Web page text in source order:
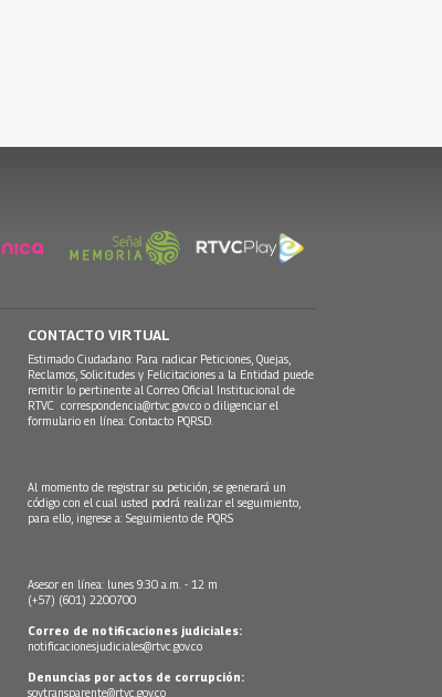
CONTACTO VIRTUAL
Estimado Ciudadano: Para radicar Peticiones, Quejas,
Reclamos, Solicitudes y Felicitaciones a la Entidad puede
remitir lo pertinente al Correo Oficial Institucional de
RTVC correspondencia@rtvc.gov.co o diligenciar el
formulario en línea: Contacto PQRSD.
Al momento de registrar su petición, se generará un
código con el cual usted podrá realizar el seguimiento,
para ello, ingrese a: Seguimiento de PQRS
Asesor en línea: lunes 9:30 a.m. - 12 m
(+57) (601) 2200700
Correo de notificaciones judiciales:
notificacionesjudiciales@rtvc.gov.co
Denuncias por actos de corrupción:
soytransparente@rtvc.gov.co